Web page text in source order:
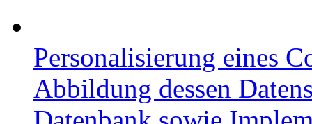
Personalisierung eines
Abbildung dessen